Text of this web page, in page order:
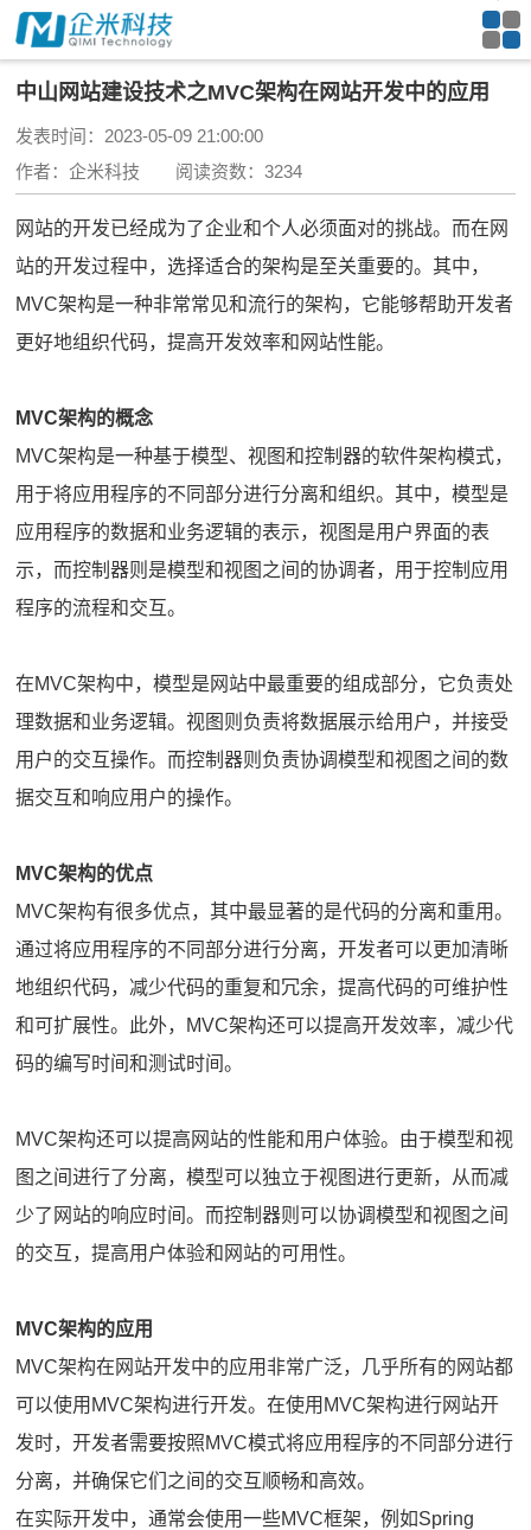
中山网站建设技术之MVC架构在网站开发中的应用
发表时间：2023-05-09 21:00:00
作者：企米科技 阅读资数：3234
网站的开发已经成为了企业和个人必须面对的挑战。而在网
站的开发过程中，选择适合的架构是至关重要的。其中，
MVC架构是一种非常常见和流行的架构，它能够帮助开发者
更好地组织代码，提高开发效率和网站性能。
MVC架构的概念
MVC架构是一种基于模型、视图和控制器的软件架构模式，
用于将应用程序的不同部分进行分离和组织。其中，模型是
应用程序的数据和业务逻辑的表示，视图是用户界面的表
示，而控制器则是模型和视图之间的协调者，用于控制应用
程序的流程和交互。
在MVC架构中，模型是网站中最重要的组成部分，它负责处
理数据和业务逻辑。视图则负责将数据展示给用户，并接受
用户的交互操作。而控制器则负责协调模型和视图之间的数
据交互和响应用户的操作。
MVC架构的优点
MVC架构有很多优点，其中最显著的是代码的分离和重用。
通过将应用程序的不同部分进行分离，开发者可以更加清晰
地组织代码，减少代码的重复和冗余，提高代码的可维护性
和可扩展性。此外，MVC架构还可以提高开发效率，减少代
码的编写时间和测试时间。
MVC架构还可以提高网站的性能和用户体验。由于模型和视
图之间进行了分离，模型可以独立于视图进行更新，从而减
少了网站的响应时间。而控制器则可以协调模型和视图之间
的交互，提高用户体验和网站的可用性。
MVC架构的应用
MVC架构在网站开发中的应用非常广泛，几乎所有的网站都
可以使用MVC架构进行开发。在使用MVC架构进行网站开
发时，开发者需要按照MVC模式将应用程序的不同部分进行
分离，并确保它们之间的交互顺畅和高效。
在实际开发中，通常会使用一些MVC框架，例如Spring